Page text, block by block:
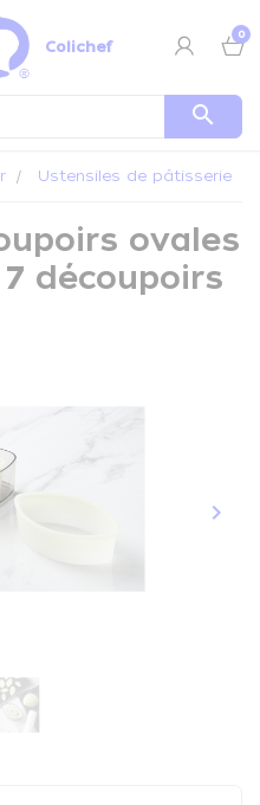
Colichef
0
search
Ustensiles de pâtisserie
ovales
découpoirs
keyboard_arrow_right